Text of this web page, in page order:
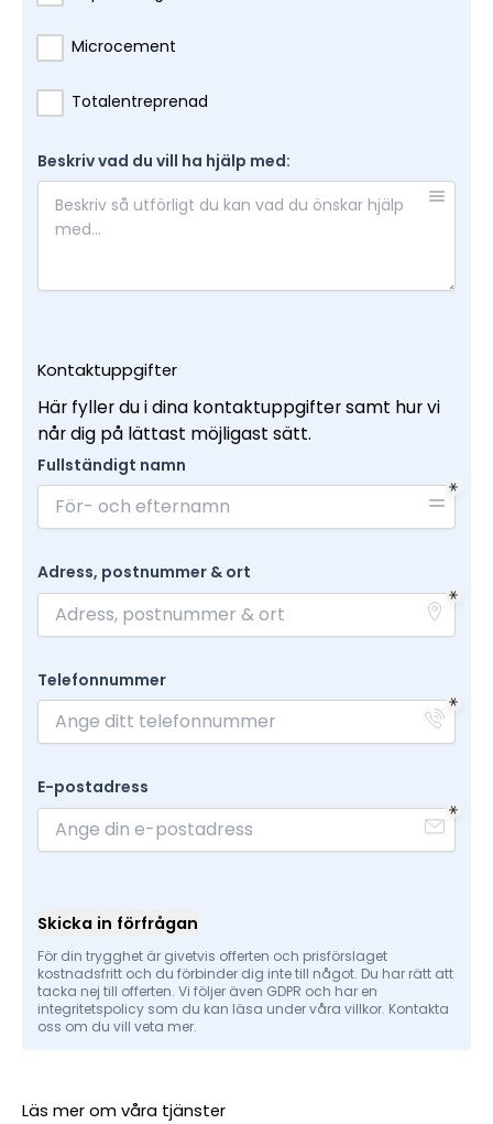
Microcement
Totalentreprenad
Beskriv vad du vill ha hjälp med:
Kontaktuppgifter
Här fyller du i dina kontaktuppgifter samt hur vi
når dig på lättast möjligast sätt.
Fullständigt namn
Adress, postnummer & ort
Telefonnummer
E-postadress
Skicka in förfrågan
För din trygghet är givetvis offerten och prisförslaget
kostnadsfritt och du förbinder dig inte till något. Du har rätt att
tacka nej till offerten. Vi följer även GDPR och har en
integritetspolicy som du kan läsa under våra villkor. Kontakta
oss om du vill veta mer.
Läs mer om våra tjänster